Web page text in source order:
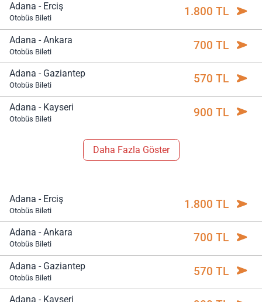
Adana - Erciş
Otobüs Bileti 1.800 TL
Adana - Ankara
Otobüs Bileti 700 TL
Adana - Gaziantep
Otobüs Bileti 570 TL
Adana - Kayseri
Otobüs Bileti 900 TL
Daha Fazla Göster
Adana - Erciş
Otobüs Bileti 1.800 TL
Adana - Ankara
Otobüs Bileti 700 TL
Adana - Gaziantep
Otobüs Bileti 570 TL
Adana - Kayseri